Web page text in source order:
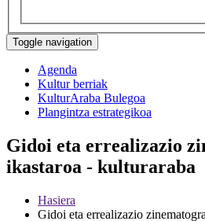
Toggle navigation
Agenda
Kultur berriak
KulturAraba Bulegoa
Plangintza estrategikoa
Gidoi eta errealizazio
ikastaroa - kulturaraba
Hasiera
Gidoi eta errealizazio